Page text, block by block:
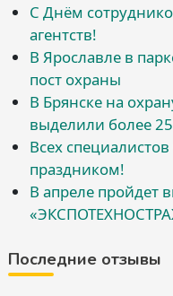
С Днём
агентств!
В Ярославле в
пост охраны
В Брянске на
выделили более
Всех
праздником!
В апреле пройдет
Последние отзывы